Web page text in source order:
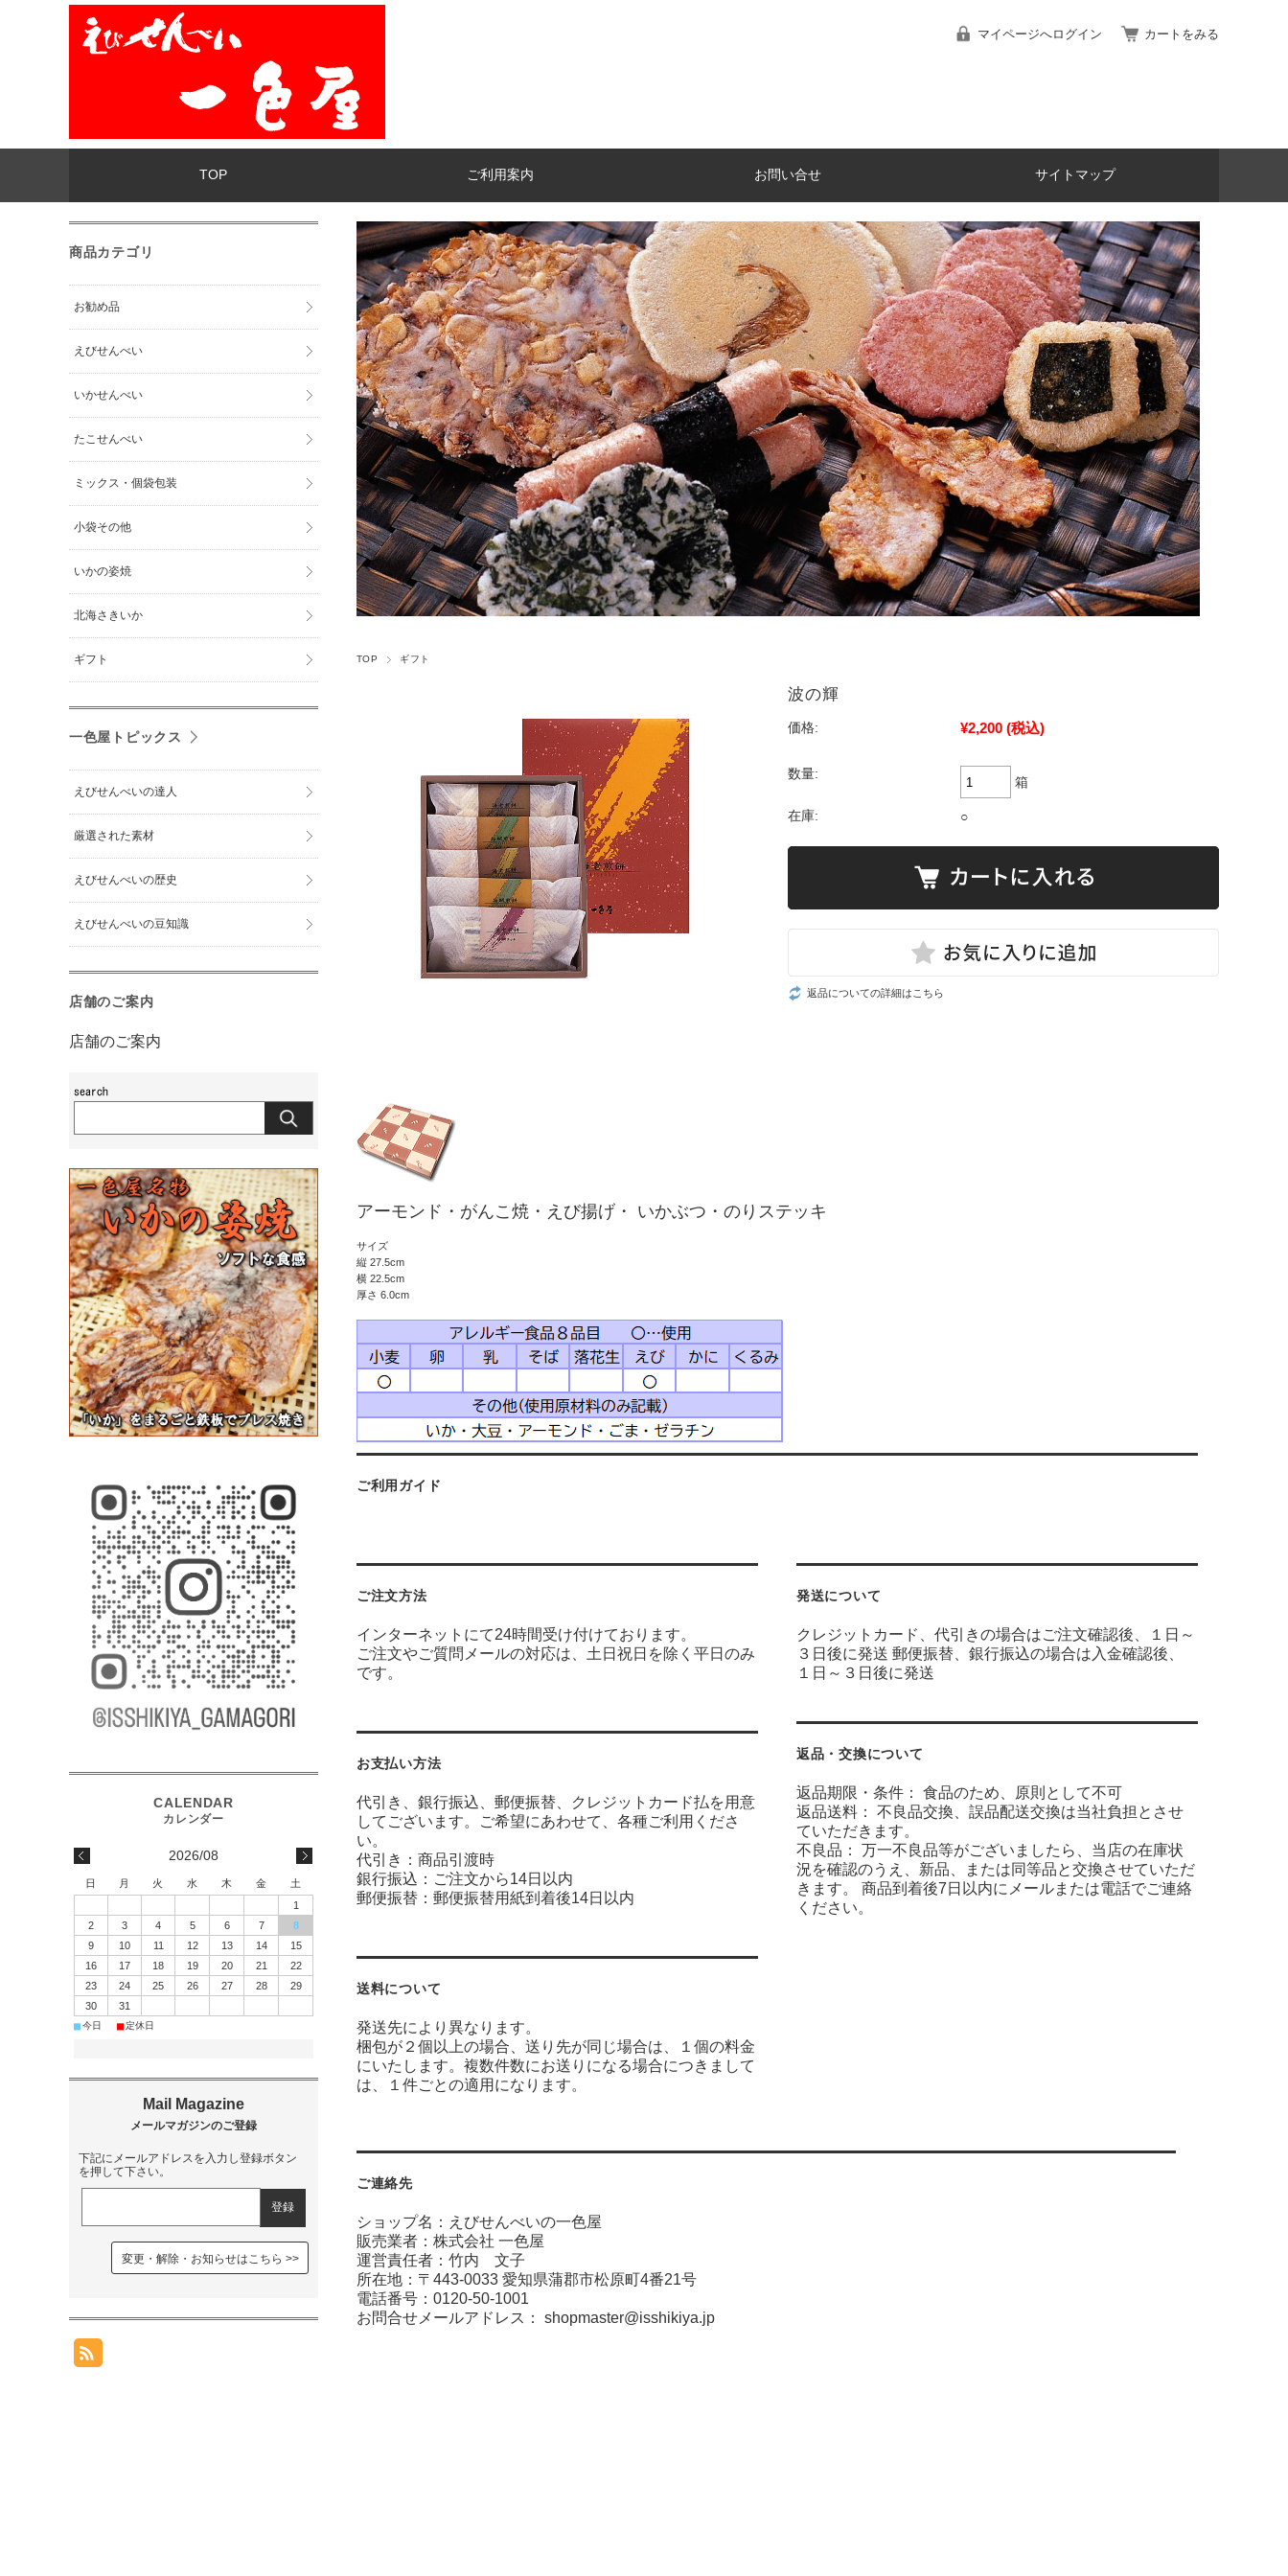
マイページへログイン カートをみる
TOP ご利用案内 お問い合せ サイトマップ
TOP ギフト
波の輝
価格: ¥2,200 (税込)
数量:
箱
在庫: ○
返品についての詳細はこちら
アーモンド・がんこ焼・えび揚げ・ いかぶつ・のりステッキ
サイズ
縦 27.5cm
横 22.5cm
厚さ 6.0cm
ご利用ガイド
ご注文方法
インターネットにて24時間受け付けております。
ご注文やご質問メールの対応は、土日祝日を除く平日のみ
です。
お支払い方法
代引き、銀行振込、郵便振替、クレジットカード払を用意
してございます。ご希望にあわせて、各種ご利用くださ
い。
代引き：商品引渡時
銀行振込：ご注文から14日以内
郵便振替：郵便振替用紙到着後14日以内
送料について
発送先により異なります。
梱包が２個以上の場合、送り先が同じ場合は、１個の料金
にいたします。複数件数にお送りになる場合につきまして
は、１件ごとの適用になります。
発送について
クレジットカード、代引きの場合はご注文確認後、１日～
３日後に発送 郵便振替、銀行振込の場合は入金確認後、
１日～３日後に発送
返品・交換について
返品期限・条件： 食品のため、原則として不可
返品送料： 不良品交換、誤品配送交換は当社負担とさせ
ていただきます。
不良品： 万一不良品等がございましたら、当店の在庫状
況を確認のうえ、新品、または同等品と交換させていただ
きます。 商品到着後7日以内にメールまたは電話でご連絡
ください。
ご連絡先
ショップ名：えびせんべいの一色屋
販売業者：株式会社 一色屋
運営責任者：竹内 文子
所在地：〒443-0033 愛知県蒲郡市松原町4番21号
電話番号：0120-50-1001
お問合せメールアドレス： shopmaster@isshikiya.jp
商品カテゴリ
お勧め品
えびせんべい
いかせんべい
たこせんべい
ミックス・個袋包装
小袋その他
いかの姿焼
北海さきいか
ギフト
一色屋トピックス
えびせんべいの達人
厳選された素材
えびせんべいの歴史
えびせんべいの豆知識
店舗のご案内
店舗のご案内
2026/08
日 月 火 水 木 金
土
1
2
3 4 5 6 7
8
9
10 11 12 13 14
15
16
17 18 19 20 21
22
23
24 25 26 27 28
29
30
31
■今日 ■定休日
下記にメールアドレスを入力し登録ボタン
を押して下さい。
変更・解除・お知らせはこちら